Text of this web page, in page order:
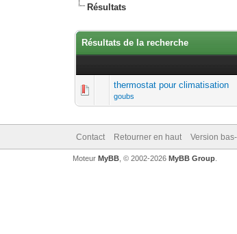
Résultats
Résultats de la recherche
thermostat pour climatisation
goubs
Contact Retourner en haut Version
Moteur MyBB, © 2002-2026 MyBB Group.